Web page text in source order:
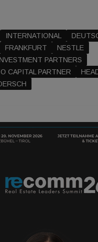
INTERNATIONAL
FRANKFURT
NESTLE
PARTNERS
CAPITAL PARTNER